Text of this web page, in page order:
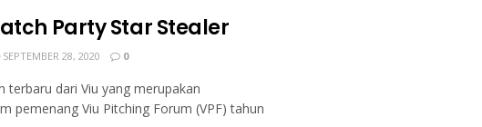
Party Star Stealer
SEPTEMBER 28, 2020 0
terbaru dari Viu yang merupakan
pemenang Viu Pitching Forum (VPF) tahun